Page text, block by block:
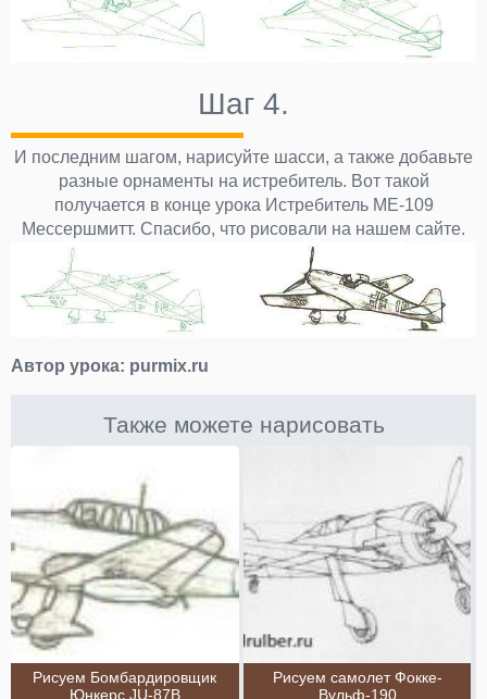
Шаг 4.
И последним шагом, нарисуйте шасси, а также добавьте
разные орнаменты на истребитель. Вот такой
получается в конце урока Истребитель МЕ-109
Мессершмитт. Спасибо, что рисовали на нашем сайте.
Автор урока: purmix.ru
Также можете нарисовать
Рисуем Бомбардировщик
Юнкерс JU-87B
Рисуем самолет Фокке-
Вульф-190